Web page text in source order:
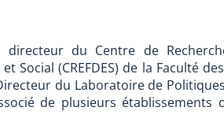
directeur du Centre de
Social (CREFDES) de la Faculté
du Laboratoire de
de plusieurs établissements